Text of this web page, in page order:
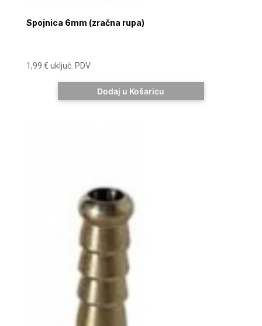
Spojnica 6mm (zračna rupa)
1,99 € uključ. PDV
Dodaj u Košaricu